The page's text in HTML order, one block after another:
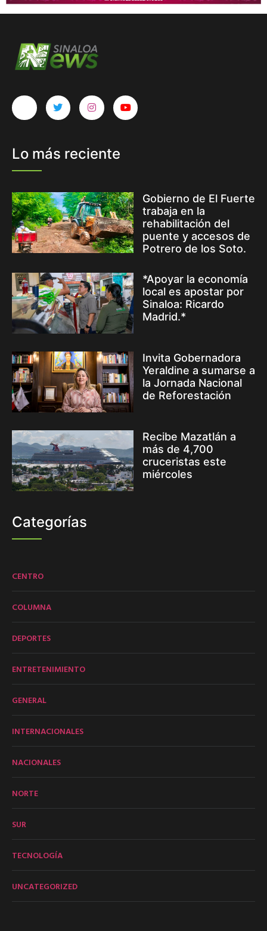
Lo más reciente
Gobierno de El Fuerte
trabaja en la
rehabilitación del
puente y accesos de
Potrero de los Soto.
*Apoyar la economía
local es apostar por
Sinaloa: Ricardo
Madrid.*
Invita Gobernadora
Yeraldine a sumarse a
la Jornada Nacional
de Reforestación
Recibe Mazatlán a
más de 4,700
cruceristas este
miércoles
Categorías
CENTRO
COLUMNA
DEPORTES
ENTRETENIMIENTO
GENERAL
INTERNACIONALES
NACIONALES
NORTE
SUR
TECNOLOGÍA
UNCATEGORIZED